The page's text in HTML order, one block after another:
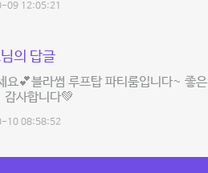
09 12:05:21
의 답글
요💕블라썸 루프탑 파티룸입니다~ 좋
사합니다💚
10 08:58:52